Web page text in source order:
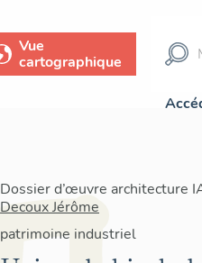
Vue
cartographique
Dossier d’œuvre architecture
Decoux Jérôme
patrimoine industriel